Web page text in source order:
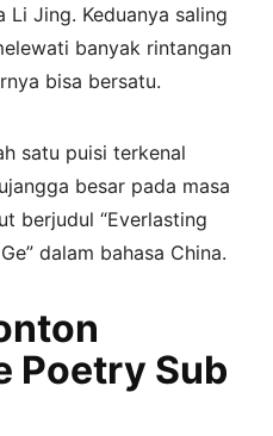
Li Jing. Keduanya saling
banyak rintangan
bisa bersatu.
satu puisi terkenal
besar pada masa
berjudul “Everlasting
dalam bahasa China.
Poetry Sub